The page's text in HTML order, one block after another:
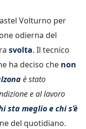
Volturno per
odierna del
svolta. Il tecnico
ha deciso che non
è stato
e al lavoro
sta meglio e chi s’è
del quotidiano.